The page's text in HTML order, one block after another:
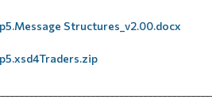
Structures_v2.00.docx